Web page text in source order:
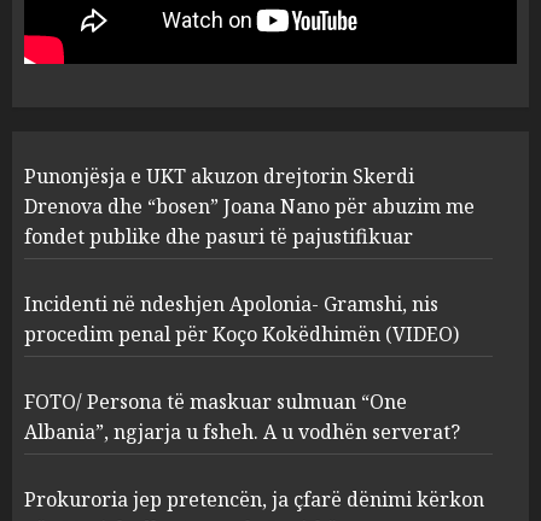
1
“bosen” Joana Nano për
abuzim me fondet publike dhe
pasuri të pajustifikuar
2
Apolonia- Gramshi, nis
procedim penal për Koço
Kokëdhimën (VIDEO)
MARCH 27, 2025
3
FOTO/ Persona të maskuar
sulmuan “One Albania”,
ngjarja u fsheh. A u vodhën
serverat?
MARCH 25, 2025
Punonjësja e UKT akuzon drejtorin Skerdi
Drenova dhe “bosen” Joana Nano për abuzim me
fondet publike dhe pasuri të pajustifikuar
Incidenti në ndeshjen Apolonia- Gramshi, nis
procedim penal për Koço Kokëdhimën (VIDEO)
FOTO/ Persona të maskuar sulmuan “One
Albania”, ngjarja u fsheh. A u vodhën serverat?
Prokuroria jep pretencën, ja çfarë dënimi kërkon